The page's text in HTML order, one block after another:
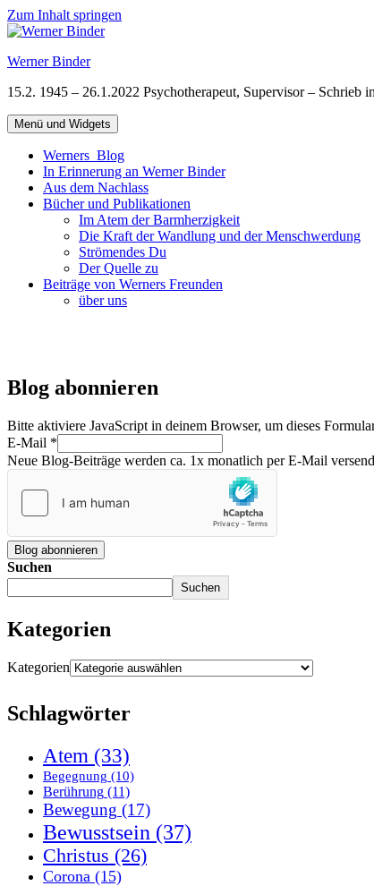
Zum Inhalt springen
Werner Binder
15.2. 1945 – 26.1.2022 Psychotherapeut, Supervisor –
Menü und Widgets
Werners Blog
In Erinnerung an Werner Binder
Aus dem Nachlass
Bücher und Publikationen
Im Atem der Barmherzigkeit
Die Kraft der Wandlung und der Menschwerdung
Strömendes Du
Der Quelle zu
Beiträge von Werners Freunden
über uns
Blog abonnieren
Bitte aktiviere JavaScript in deinem Browser, um dieses
E-Mail *
Neue Blog-Beiträge werden ca. 1x monatlich per E-Mail
Blog abonnieren
Suchen
Suchen
Kategorien
Kategorien
Schlagwörter
Atem (33)
Begegnung (10)
Berührung (11)
Bewegung (17)
Bewusstsein (37)
Christus (26)
Corona (15)